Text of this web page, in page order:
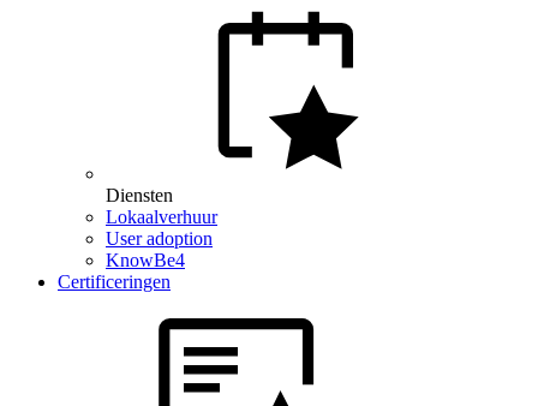
Diensten
Lokaalverhuur
User adoption
KnowBe4
Certificeringen